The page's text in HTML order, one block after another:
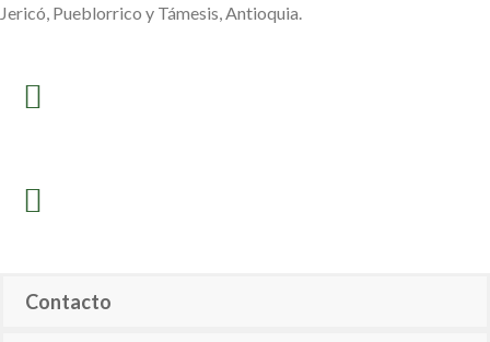
Jericó, Pueblorrico y Támesis, Antioquia.
Contacto